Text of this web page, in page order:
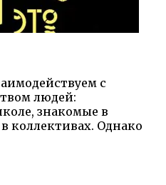
с
людей:
знакомые в
коллективах. Однако